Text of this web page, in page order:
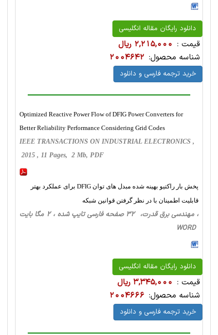
دانلود رایگان مقاله انگلیسی
قیمت : 2,215,000 ریال
شناسه محصول: 2004642
خرید ترجمه فارسی و دانلود
Optimized Reactive Power Flow of DFIG Power Converters for
Better Reliability Performance Considering Grid Codes
IEEE TRANSACTIONS ON INDUSTRIAL ELECTRONICS ,
2015 , 11 Pages, 2 Mb, PDF
پخش بار راکتیو بهینه شده مبدل های توان DFIG برای عملکرد بهتر
قابلیت اطمینان با در نظر گرفتن قوانین شبکه
، مهندسی برق قدرت، 32 صفحه فارسی تایپ شده ، 2 مگا بایت
WORD
دانلود رایگان مقاله انگلیسی
قیمت : 3,345,000 ریال
شناسه محصول: 2004666
خرید ترجمه فارسی و دانلود